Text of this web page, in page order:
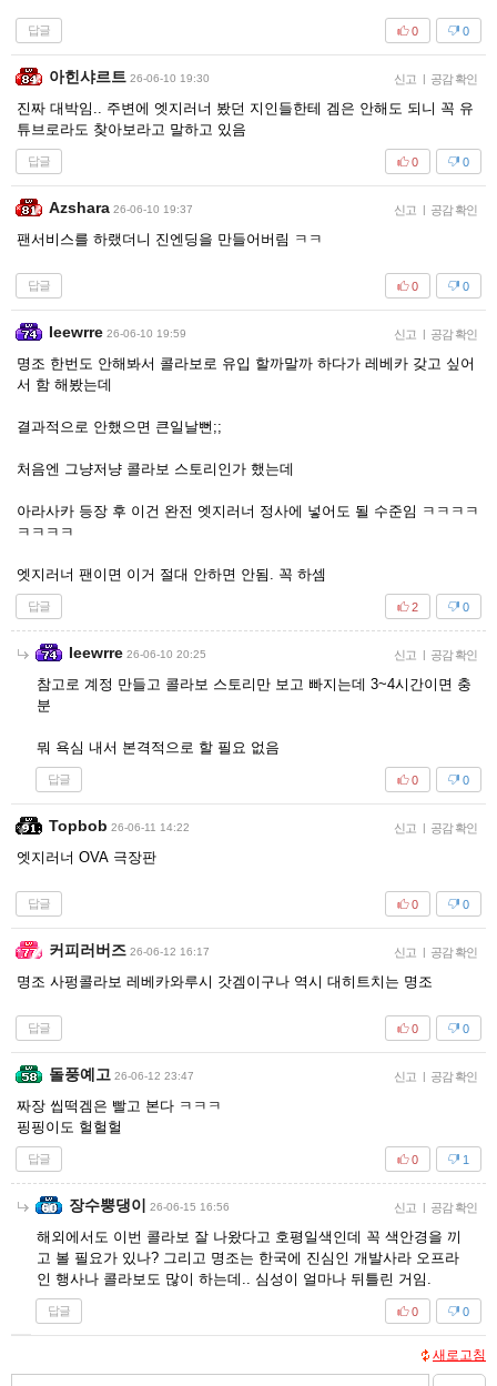
답글 0
0
아힌샤르트 26-06-10 19:30 신고 | 공감 확인
진짜 대박임.. 주변에 엣지러너 봤던 지인들한테 겜은 안해도 되니 꼭 유
튜브로라도 찾아보라고 말하고 있음
답글 0
0
Azshara 26-06-10 19:37 신고 | 공감 확인
팬서비스를 하랬더니 진엔딩을 만들어버림 ㅋㅋ
답글 0
0
Ieewrre 26-06-10 19:59 신고 | 공감 확인
명조 한번도 안해봐서 콜라보로 유입 할까말까 하다가 레베카 갖고 싶어
서 함 해봤는데
결과적으로 안했으면 큰일날뻔;;
처음엔 그냥저냥 콜라보 스토리인가 했는데
아라사카 등장 후 이건 완전 엣지러너 정사에 넣어도 될 수준임 ㅋㅋㅋㅋ
ㅋㅋㅋㅋ
엣지러너 팬이면 이거 절대 안하면 안됨. 꼭 하셈
답글 0
2
Ieewrre 26-06-10 20:25 신고 | 공감 확인
참고로 계정 만들고 콜라보 스토리만 보고 빠지는데 3~4시간이면 충
분
뭐 욕심 내서 본격적으로 할 필요 없음
답글 0
0
Topbob 26-06-11 14:22 신고 | 공감 확인
엣지러너 OVA 극장판
답글 0
0
커피러버즈 26-06-12 16:17 신고 | 공감 확인
명조 사펑콜라보 레베카와루시 갓겜이구나 역시 대히트치는 명조
답글 0
0
돌풍예고 26-06-12 23:47 신고 | 공감 확인
짜장 씹떡겜은 빨고 본다 ㅋㅋㅋ
핑핑이도 헐헐헐
답글 1
0
장수뿡댕이 26-06-15 16:56 신고 | 공감 확인
해외에서도 이번 콜라보 잘 나왔다고 호평일색인데 꼭 색안경을 끼
고 볼 필요가 있나? 그리고 명조는 한국에 진심인 개발사라 오프라
인 행사나 콜라보도 많이 하는데.. 심성이 얼마나 뒤틀린 거임.
답글 0
0
새로고침